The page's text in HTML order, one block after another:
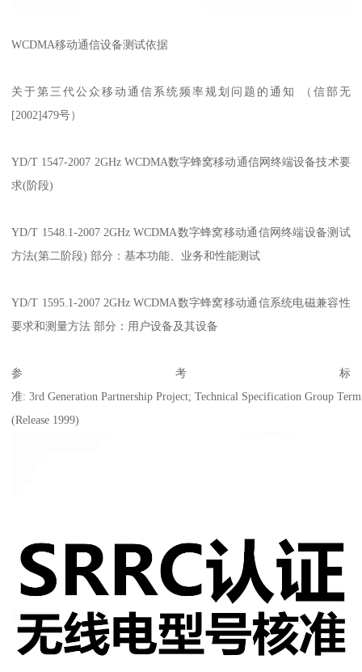
WCDMA移动通信设备测试依据
关于第三代公众移动通信系统频率规划问题的通知 （信部无
[2002]479号）
YD/T 1547-2007 2GHz WCDMA数字蜂窝移动通信网终端设备技术要
求(阶段)
YD/T 1548.1-2007 2GHz WCDMA数字蜂窝移动通信网终端设备测试
方法(第二阶段) 部分：基本功能、业务和性能测试
YD/T 1595.1-2007 2GHz WCDMA数字蜂窝移动通信系统电磁兼容性
要求和测量方法 部分：用户设备及其设备
参考标
准: 3rd Generation Partnership Project; Technical Specification Group
(Release 1999)